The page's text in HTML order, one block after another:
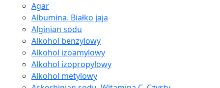
Agar
Albumina. Białko jaja
Alginian sodu
Alkohol benzylowy
Alkohol izoamylowy
Alkohol izopropylowy
Alkohol metylowy